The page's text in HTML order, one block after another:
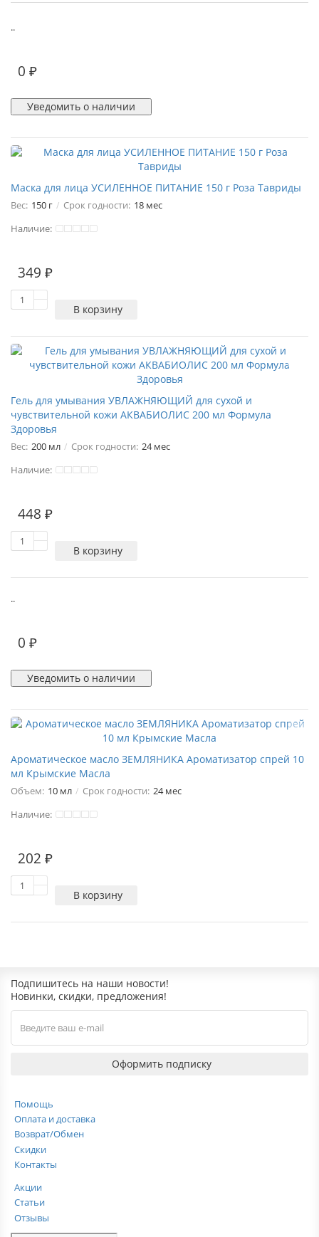
..
0 ₽
Уведомить о наличии
Маска для лица УСИЛЕННОЕ ПИТАНИЕ 150 г Роза Тавриды
Вес: 150 г Срок годности: 18 мес
Наличие:
349 ₽
В корзину
Гель для умывания УВЛАЖНЯЮЩИЙ для сухой и
чувствительной кожи АКВАБИОЛИС 200 мл Формула
Здоровья
Вес: 200 мл Срок годности: 24 мес
Наличие:
448 ₽
В корзину
..
0 ₽
Уведомить о наличии
Ароматическое масло ЗЕМЛЯНИКА Ароматизатор спрей 10
мл Крымские Масла
Объем: 10 мл Срок годности: 24 мес
Наличие:
202 ₽
В корзину
Подпишитесь на наши новости!
Новинки, скидки, предложения!
Оформить подписку
Помощь
Оплата и доставка
Возврат/Обмен
Скидки
Контакты
Акции
Статьи
Отзывы